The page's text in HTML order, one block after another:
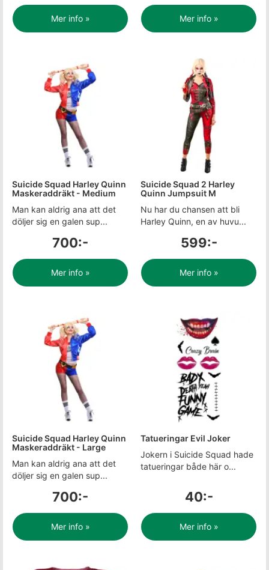
Mer info » Mer info »
Suicide Squad Harley Quinn
Maskeraddräkt - Medium
Man kan aldrig ana att det
döljer sig en galen sup...
700:-
Mer info »
Suicide Squad 2 Harley
Quinn Jumpsuit M
Nu har du chansen att bli
Harley Quinn, en av huvu...
599:-
Mer info »
Suicide Squad Harley Quinn
Maskeraddräkt - Large
Man kan aldrig ana att det
döljer sig en galen sup...
700:-
Mer info »
Tatueringar Evil Joker
Jokern i Suicide Squad hade
tatueringar både här o...
40:-
Mer info »